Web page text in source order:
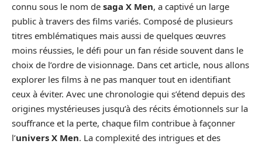
connu sous le nom de saga X Men, a captivé un large
public à travers des films variés. Composé de plusieurs
titres emblématiques mais aussi de quelques œuvres
moins réussies, le défi pour un fan réside souvent dans le
choix de l’ordre de visionnage. Dans cet article, nous allons
explorer les films à ne pas manquer tout en identifiant
ceux à éviter. Avec une chronologie qui s’étend depuis des
origines mystérieuses jusqu’à des récits émotionnels sur la
souffrance et la perte, chaque film contribue à façonner
l’univers X Men. La complexité des intrigues et des